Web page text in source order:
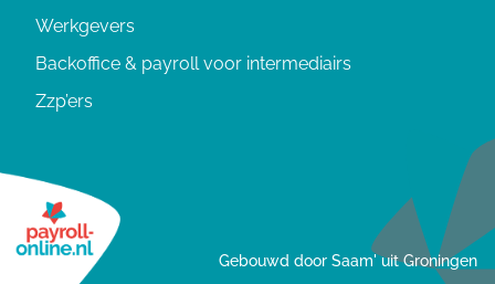
Werkgevers
Backoffice & payroll voor intermediairs
Zzp’ers
Gebouwd door Saam' uit Groningen